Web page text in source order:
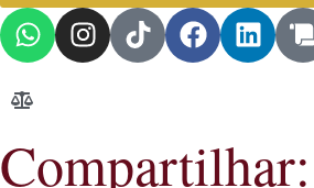
Compartilhar: